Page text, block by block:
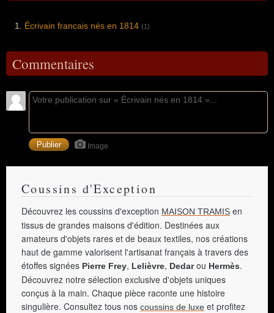
Écrivain francais nés en 1814 (1)
Commentaires
Image
Coussins d'Exception
Découvrez les coussins d'exception MAISON TRAMIS en
tissus de grandes maisons d'édition. Destinées aux
amateurs d'objets rares et de beaux textiles, nos créations
haut de gamme valorisent l'artisanat français à travers des
étoffes signées Pierre Frey, Lelièvre, Dedarou Hermès.
Découvrez notre sélection exclusive d'objets uniques
conçus à la main. Chaque pièce raconte une histoire
singulière. Consultez tous nos coussins de luxe et profitez